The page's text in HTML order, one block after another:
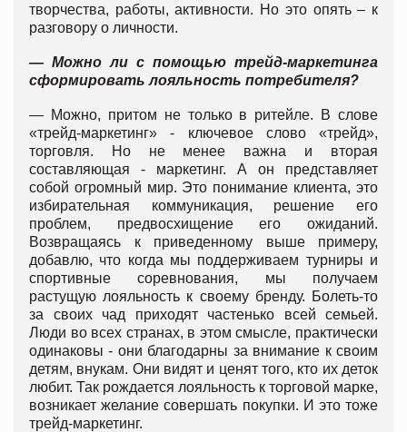
творчества, работы, активности. Но это опять – к
разговору о личности.
— Можно ли с помощью трейд-маркетинга
сформировать лояльность потребителя?
— Можно, притом не только в ритейле. В слове
«трейд-маркетинг» - ключевое слово «трейд»,
торговля. Но не менее важна и вторая
составляющая - маркетинг. А он представляет
собой огромный мир. Это понимание клиента, это
избирательная коммуникация, решение его
проблем, предвосхищение его ожиданий.
Возвращаясь к приведенному выше примеру,
добавлю, что когда мы поддерживаем турниры и
спортивные соревнования, мы получаем
растущую лояльность к своему бренду. Болеть-то
за своих чад приходят частенько всей семьей.
Люди во всех странах, в этом смысле, практически
одинаковы - они благодарны за внимание к своим
детям, внукам. Они видят и ценят того, кто их деток
любит. Так рождается лояльность к торговой марке,
возникает желание совершать покупки. И это тоже
трейд-маркетинг.